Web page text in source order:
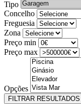
Tipo
Concelho
Freguesia
Zona
Preço min
Preço max
Opções